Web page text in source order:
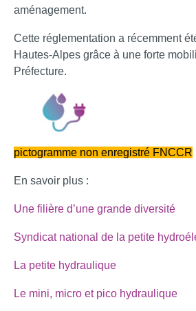
aménagement.
Cette réglementation a récemment
Hautes-Alpes grâce à une forte
Préfecture.
pictogramme non enregistré FNCCR
En savoir plus :
Une filière d’une grande diversité
Syndicat national de la petite
La petite hydraulique
Le mini, micro et pico hydraulique